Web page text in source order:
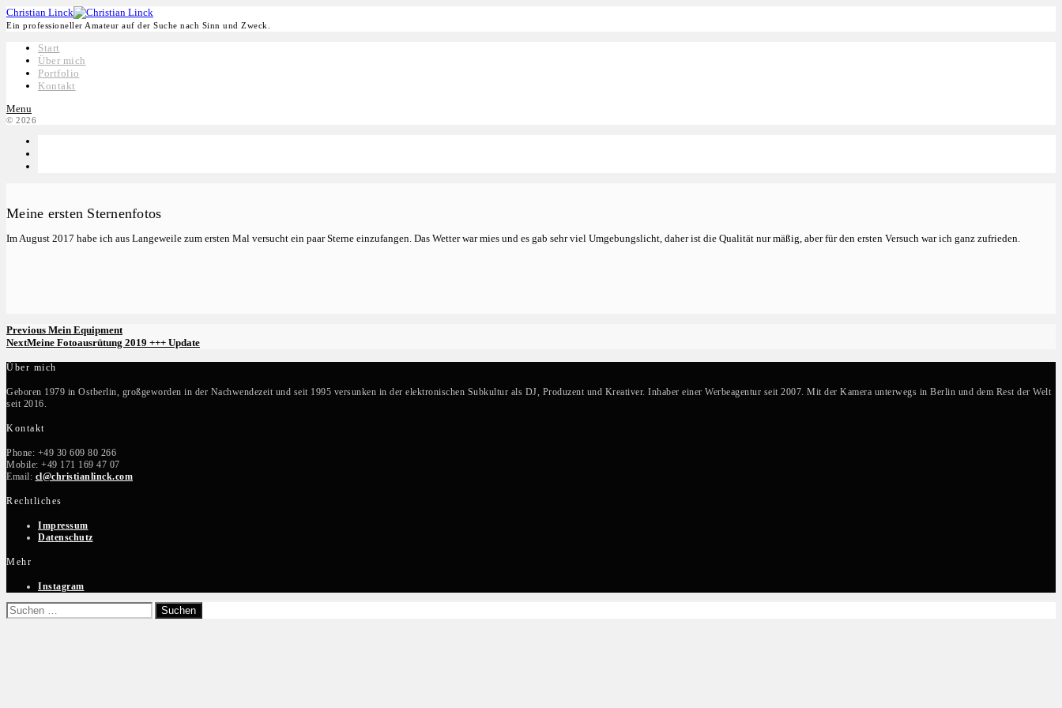
Christian Linck
Ein professioneller Amateur auf der Suche nach Sinn und Zweck.
Start
Über mich
Portfolio
Kontakt
Menu
© 2026
Meine ersten Sternenfotos
Im August 2017 habe ich aus Langeweile zum ersten Mal versucht ein paar Sterne einzufangen. Das Wetter war mies und es gab sehr viel Umgebungslicht, daher ist die Qualität nur mäßig, aber für den ersten Versuch war ich ganz zufrieden.
Beitragsnavigation
Previous
Post
Previous Mein Equipment
Next
NextMeine Fotoausrütung 2019 +++ Update
Über mich
Geboren 1979 in Ostberlin, großgeworden in der Nachwendezeit und seit 1995 versunken in der elektronischen Subkultur als DJ, Produzent und Kreativer. Inhaber einer Werbeagentur seit 2007. Mit der Kamera unterwegs in Berlin und dem Rest der Welt
seit 2016.
Kontakt
Phone: +49 30 609 80 266
Mobile: +49 171 169 47 07
Email: cl@christianlinck.com
Rechtliches
Impressum
Datenschutz
Mehr
Instagram
Suchen
nach: